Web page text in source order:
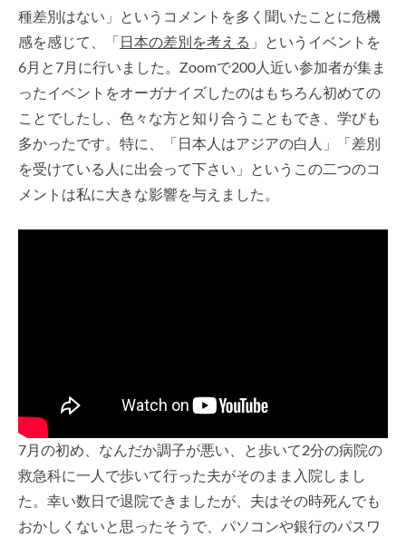
種差別はない」というコメントを多く聞いたことに危機
感を感じて、「 日本の差別を考える 」というイベントを
6月と7月に行いました。Zoomで200人近い参加者が集ま
ったイベントをオーガナイズしたのはもちろん初めての
ことでしたし、色々な方と知り合うこともでき、学びも
多かったです。特に、「日本人はアジアの白人」「差別
を受けている人に出会って下さい」というこの二つのコ
メントは私に大きな影響を与えました。
7月の初め、なんだか調子が悪い、と歩いて2分の病院の
救急科に一人で歩いて行った夫がそのまま入院しまし
た。幸い数日で退院できましたが、夫はその時死んでも
おかしくないと思ったそうで、パソコンや銀行のパスワ